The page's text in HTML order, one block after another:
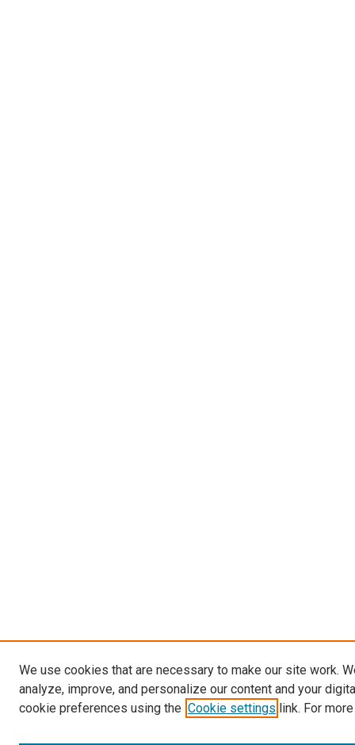
We use cookies that are necessary to make our site work.
analyze, improve, and personalize our content and your
cookie preferences using the Cookie settings link. For